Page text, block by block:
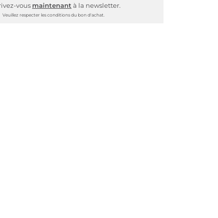
vous maintenant à la newsletter.
Veuillez respecter les conditions du bon d'achat.